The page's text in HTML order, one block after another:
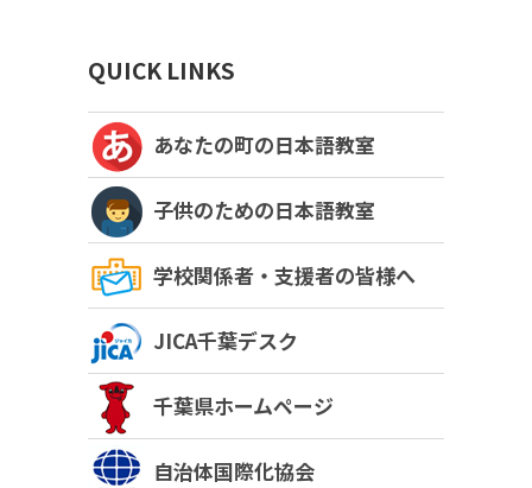
QUICK LINKS
あなたの町の日本語教室
子供のための日本語教室
学校関係者・支援者の皆様へ
JICA千葉デスク
千葉県ホームページ
自治体国際化協会